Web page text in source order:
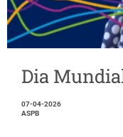
Dia
07-04-2026
ASPB